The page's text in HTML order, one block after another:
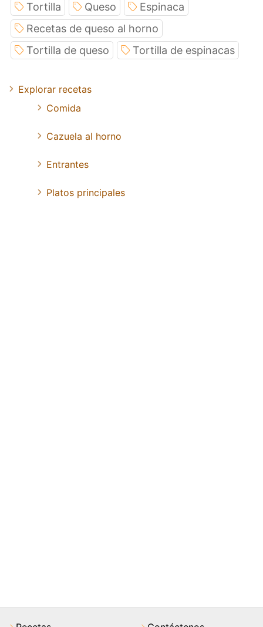
Tortilla
Queso
Espinaca
Recetas de queso al horno
Tortilla de queso
Tortilla de espinacas
Explorar recetas
Comida
Cazuela al horno
Entrantes
Platos principales